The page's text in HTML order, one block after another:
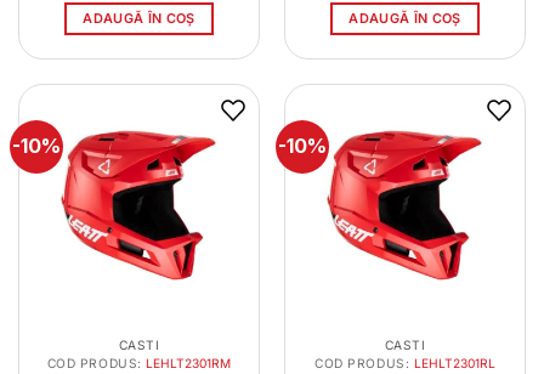
a
fost:
ADAUGĂ ÎN COȘ
a
fost:
ADAUGĂ ÎN COȘ
-10%
CASTI
COD PRODUS:LEHLT2301RM
-10%
CASTI
COD PRODUS: LEHLT2301RL